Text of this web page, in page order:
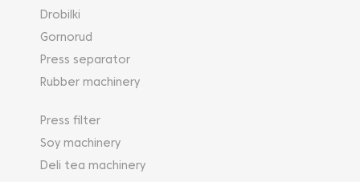
Drobilki
Gornorud
Press separator
Rubber machinery
Press filter
Soy machinery
Deli tea machinery